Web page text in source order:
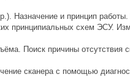
Назначение и принцип
принципиальных схем ЭСУ.
Поиск причины
сканера с помощью